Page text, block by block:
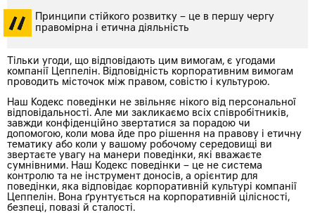
Принципи стійкого розвитку – це в першу чергу
правомірна і етична діяльність
Тільки угоди, що відповідають цим вимогам, є угодами
компанії Цеппелін. Відповідність корпоративним вимогам
проводить місточок між правом, совістю і культурою.
Наш Кодекс поведінки не звільняє нікого від персональної
відповідальності. Але ми закликаємо всіх співробітників,
завжди конфіденційно звертатися за порадою чи
допомогою, коли мова йде про рішення на правову і етичну
тематику або коли у вашому робочому середовищі ви
звертаєте увагу на манери поведінки, які вважаєте
сумнівними. Наш Кодекс поведінки – це не система
контролю та не інструмент доносів, а орієнтир для
поведінки, яка відповідає корпоративній культурі компанії
Цеппелін. Вона ґрунтується на корпоративній цілісності,
безпеці, повазі й сталості.